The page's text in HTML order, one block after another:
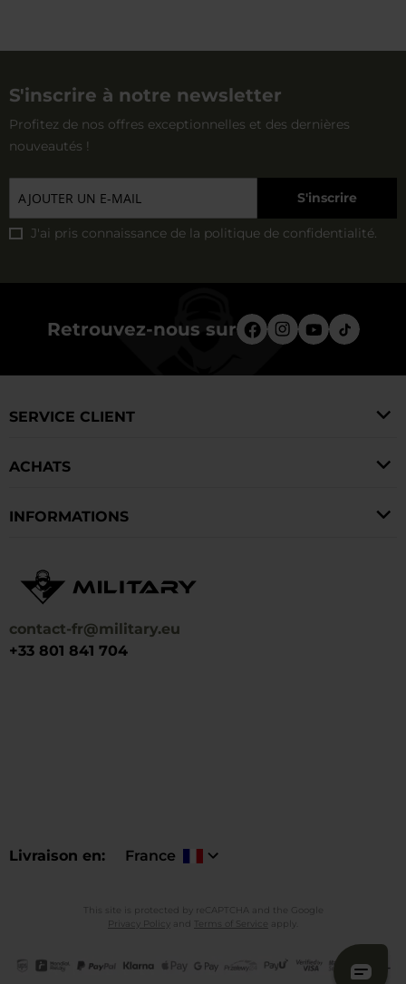
S'inscrire à notre newsletter
Profitez de nos offres exceptionnelles et des dernières
nouveautés !
S'inscrire
J'ai pris connaissance de la politique de confidentialité.
Retrouvez-nous sur
contact-fr@military.eu
+33 801 841 704
Livraison en France
SERVICE CLIENT
ACHATS
INFORMATIONS
This site is protected by reCAPTCHA and the Google
Privacy Policy
and Terms of Service apply.